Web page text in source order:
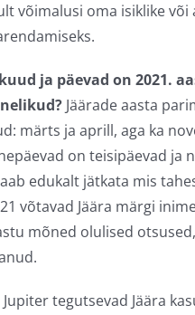
võimalusi oma isiklike või
ja päevad on 2021.
Jäärade aasta
märts ja aprill, aga ka
on teisipäevad ja
edukalt jätkata mis
võtavad Jäära märgi
mõned olulised
tegutsevad Jäära